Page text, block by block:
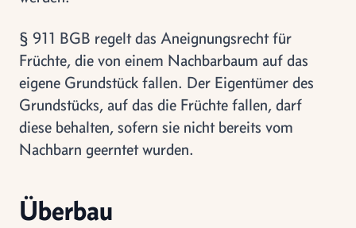
§ 911 BGB regelt das Aneignungsrecht für
Früchte, die von einem Nachbarbaum auf das
eigene Grundstück fallen. Der Eigentümer des
Grundstücks, auf das die Früchte fallen, darf
diese behalten, sofern sie nicht bereits vom
Nachbarn geerntet wurden.
Überbau